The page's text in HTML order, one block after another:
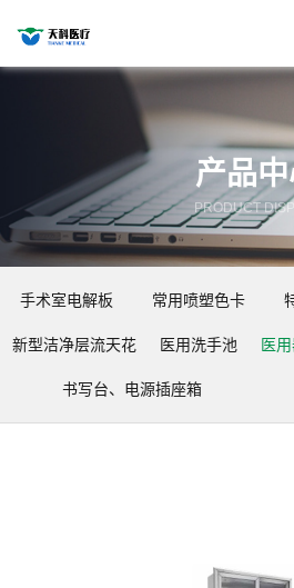
产品
PRODUCT
手术室电解板 常用喷塑色卡
新型洁净层流天花 医用洗手池 医
书写台、电源插座箱